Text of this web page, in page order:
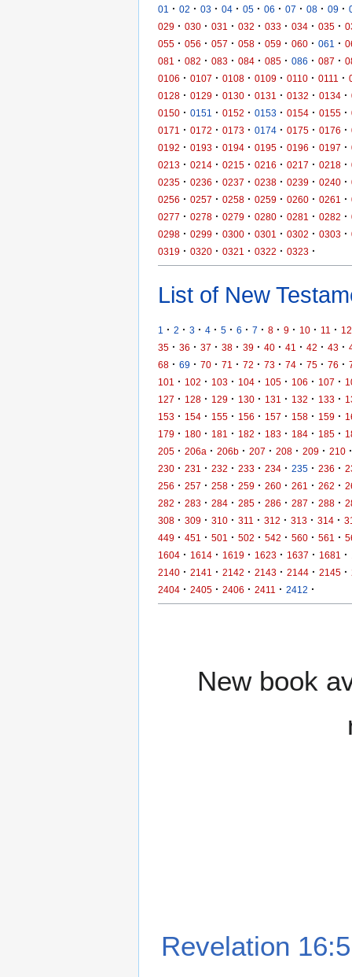
01 · 02 · 03 · 04 · 05 · 06 · 07 · 08 · 09 ·
029 · 030 · 031 · 032 · 033 · 034 · 035 ·
055 · 056 · 057 · 058 · 059 · 060 · 061 ·
081
· 082 · 083 · 084 · 085 · 086 · 087 ·
0106 · 0107 · 0108 · 0109 · 0110 · 0111 ·
0128 · 0129 · 0130 · 0131 · 0132 · 0134 ·
0150 · 0151 · 0152 · 0153 · 0154 · 0155 ·
0171
· 0172 · 0173 · 0174 · 0175 · 0176 ·
0192 · 0193 · 0194 · 0195 · 0196 · 0197 ·
0213 · 0214 · 0215 · 0216 · 0217 · 0218 ·
0235 · 0236 · 0237 · 0238 · 0239 · 0240 ·
0256 · 0257 · 0258 · 0259 · 0260 · 0261 ·
0277 · 0278 · 0279 · 0280 · 0281 · 0282 ·
0298 · 0299 · 0300 · 0301 · 0302 · 0303 ·
0319 · 0320 · 0321 · 0322 · 0323 ·
List of New
1 · 2 · 3 · 4 · 5 · 6 · 7 · 8 · 9 · 10 · 11 · 12
35 · 36 · 37 · 38 · 39 · 40 · 41 · 42 · 43 ·
68 · 69 · 70 · 71 · 72 · 73 · 74 · 75 · 76 ·
101
· 102 · 103 · 104 · 105 · 106 · 107 ·
127 · 128 · 129 · 130 · 131 · 132 · 133 ·
153 · 154 · 155 · 156 · 157 · 158 · 159 ·
179 · 180 · 181 · 182 · 183 · 184 · 185 ·
205 · 206a · 206b · 207 · 208 · 209 · 210 ·
230 · 231 · 232 · 233 · 234 · 235 · 236 ·
256 · 257 · 258 · 259 · 260 · 261 · 262 ·
282 · 283 · 284 · 285 · 286 · 287 · 288 ·
308 · 309 · 310 · 311 · 312 · 313 · 314 ·
449 · 451 · 501 · 502 · 542 · 560 · 561 ·
1604 · 1614 · 1619 · 1623 · 1637 · 1681 ·
2140 · 2141 · 2142 · 2143 · 2144 · 2145 ·
2404 · 2405 · 2406 · 2411 · 2412 ·
New book
Revelation